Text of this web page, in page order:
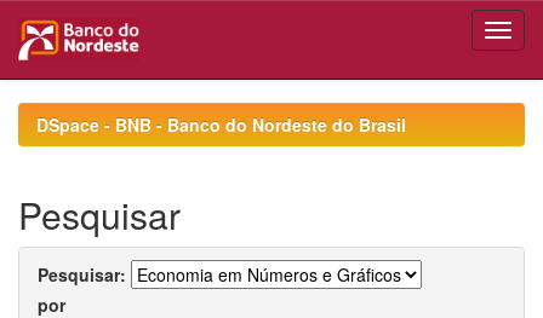
navigationDSpace - BNB - Banco do Nordeste do Brasil
Pesquisar
Pesquisar:
por